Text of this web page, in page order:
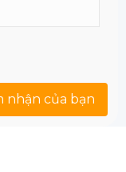
nhận của bạn